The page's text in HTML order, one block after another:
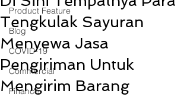
Product Feature
Blog
COVID-19
Commercial
Finance
Tengkulak Sayuran
Menyewa Jasa
Pengiriman Untuk
Mengirim Barang